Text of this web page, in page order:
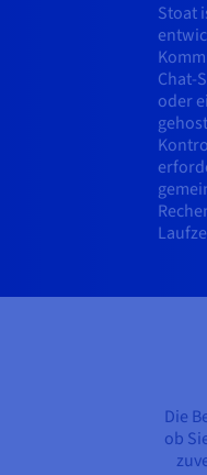
Stoat
Chat-
oder
Die
ob